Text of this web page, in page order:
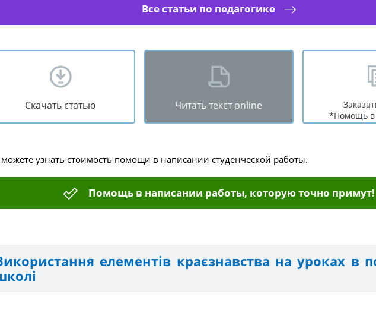
Все статьи по педагогике
Скачать статью Читать текст online
*Помощь в
узнать стоимость помощи в написании студенческой работы.
Помощь в написании работы, которую точно примут!
елементів краєзнавства на уроках в